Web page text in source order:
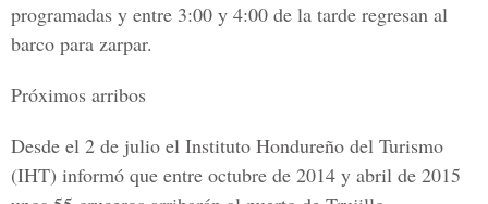
programadas y entre 3:00 y 4:00 de la tarde regresan al
barco para zarpar.
Próximos arribos
Desde el 2 de julio el Instituto Hondureño del Turismo
(IHT) informó que entre octubre de 2014 y abril de 2015